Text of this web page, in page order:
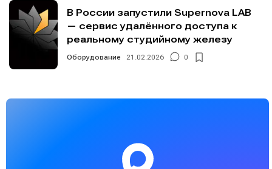
В России запустили Supernova LAB
— сервис удалённого доступа к
реальному студийному железу
Оборудование 21.02.2026 0